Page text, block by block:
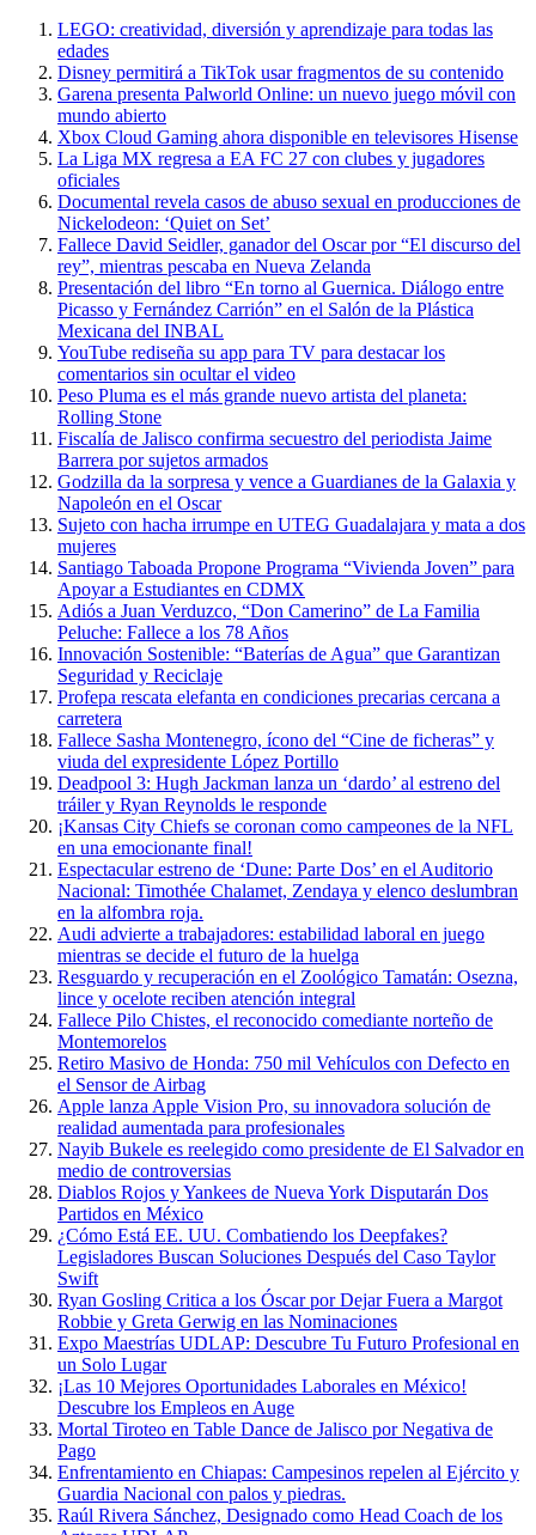
LEGO: creatividad, diversión y aprendizaje para todas las
edades
Disney permitirá a TikTok usar fragmentos de su contenido
Garena presenta Palworld Online: un nuevo juego móvil con
mundo abierto
Xbox Cloud Gaming ahora disponible en televisores Hisense
La Liga MX regresa a EA FC 27 con clubes y jugadores
oficiales
Documental revela casos de abuso sexual en producciones de
Nickelodeon: ‘Quiet on Set’
Fallece David Seidler, ganador del Oscar por “El discurso del
rey”, mientras pescaba en Nueva Zelanda
Presentación del libro “En torno al Guernica. Diálogo entre
Picasso y Fernández Carrión” en el Salón de la Plástica
Mexicana del INBAL
YouTube rediseña su app para TV para destacar los
comentarios sin ocultar el video
Peso Pluma es el más grande nuevo artista del planeta:
Rolling Stone
Fiscalía de Jalisco confirma secuestro del periodista Jaime
Barrera por sujetos armados
Godzilla da la sorpresa y vence a Guardianes de la Galaxia y
Napoleón en el Oscar
Sujeto con hacha irrumpe en UTEG Guadalajara y mata a dos
mujeres
Santiago Taboada Propone Programa “Vivienda Joven” para
Apoyar a Estudiantes en CDMX
Adiós a Juan Verduzco, “Don Camerino” de La Familia
Peluche: Fallece a los 78 Años
Innovación Sostenible: “Baterías de Agua” que Garantizan
Seguridad y Reciclaje
Profepa rescata elefanta en condiciones precarias cercana a
carretera
Fallece Sasha Montenegro, ícono del “Cine de ficheras” y
viuda del expresidente López Portillo
Deadpool 3: Hugh Jackman lanza un ‘dardo’ al estreno del
tráiler y Ryan Reynolds le responde
¡Kansas City Chiefs se coronan como campeones de la NFL
en una emocionante final!
Espectacular estreno de ‘Dune: Parte Dos’ en el Auditorio
Nacional: Timothée Chalamet, Zendaya y elenco deslumbran
en la alfombra roja.
Audi advierte a trabajadores: estabilidad laboral en juego
mientras se decide el futuro de la huelga
Resguardo y recuperación en el Zoológico Tamatán: Osezna,
lince y ocelote reciben atención integral
Fallece Pilo Chistes, el reconocido comediante norteño de
Montemorelos
Retiro Masivo de Honda: 750 mil Vehículos con Defecto en
el Sensor de Airbag
Apple lanza Apple Vision Pro, su innovadora solución de
realidad aumentada para profesionales
Nayib Bukele es reelegido como presidente de El Salvador en
medio de controversias
Diablos Rojos y Yankees de Nueva York Disputarán Dos
Partidos en México
¿Cómo Está EE. UU. Combatiendo los Deepfakes?
Legisladores Buscan Soluciones Después del Caso Taylor
Swift
Ryan Gosling Critica a los Óscar por Dejar Fuera a Margot
Robbie y Greta Gerwig en las Nominaciones
Expo Maestrías UDLAP: Descubre Tu Futuro Profesional en
un Solo Lugar
¡Las 10 Mejores Oportunidades Laborales en México!
Descubre los Empleos en Auge
Mortal Tiroteo en Table Dance de Jalisco por Negativa de
Pago
Enfrentamiento en Chiapas: Campesinos repelen al Ejército y
Guardia Nacional con palos y piedras.
Raúl Rivera Sánchez, Designado como Head Coach de los